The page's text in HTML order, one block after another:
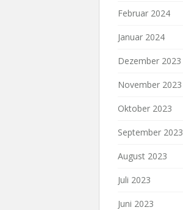
Februar 2024
Januar 2024
Dezember 2023
November 2023
Oktober 2023
September 2023
August 2023
Juli 2023
Juni 2023